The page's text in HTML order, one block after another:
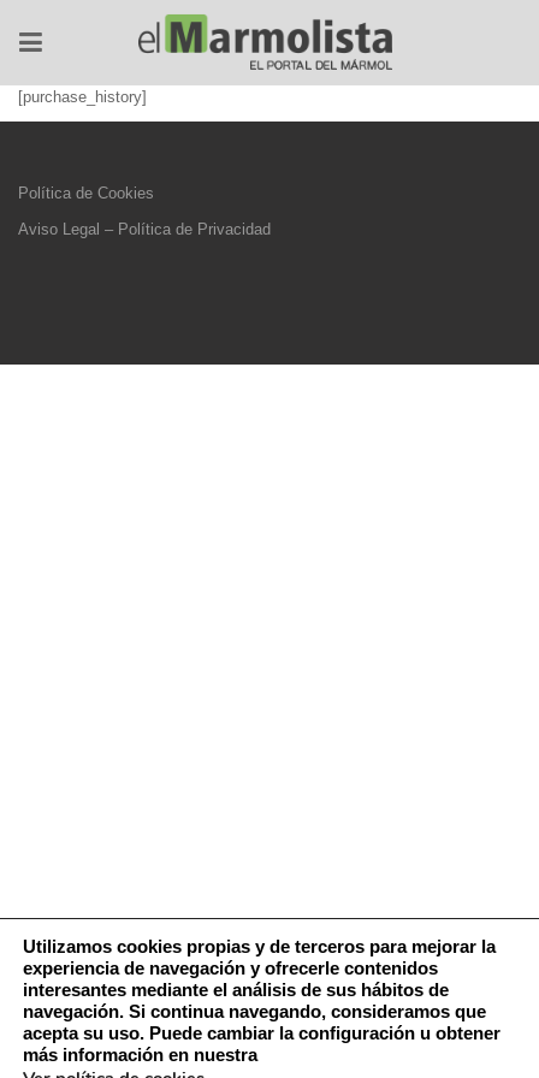
[purchase_history]
Política de Cookies
Aviso Legal – Política de Privacidad
Utilizamos cookies propias y de terceros para mejorar la
experiencia de navegación y ofrecerle contenidos
interesantes mediante el análisis de sus hábitos de
navegación. Si continua navegando, consideramos que
acepta su uso. Puede cambiar la configuración u obtener
más información en nuestra